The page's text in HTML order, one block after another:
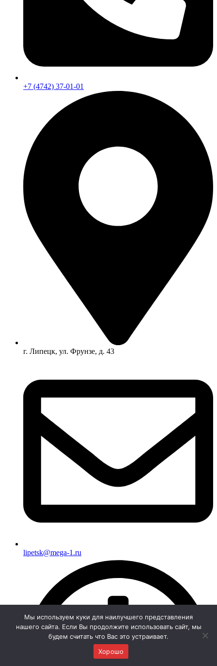
+7 (4742) 37-01-01
г. Липецк, ул. Фрунзе, д. 43
lipetsk@mega-1.ru
Мы используем куки для наилучшего представления
нашего сайта. Если Вы продолжите использовать сайт, мы
будем считать что Вас это устраивает.
Хорошо